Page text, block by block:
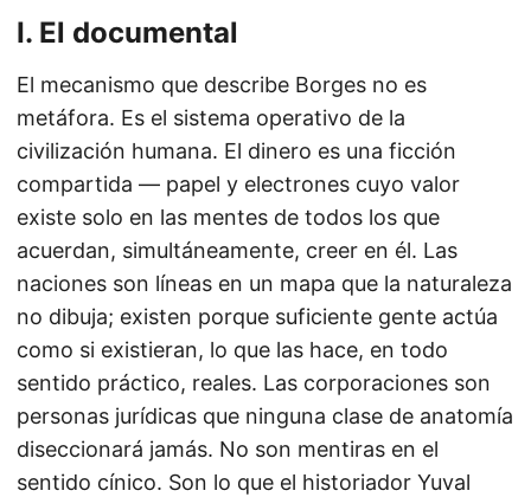
I. El documental
El mecanismo que describe Borges no es
metáfora. Es el sistema operativo de la
civilización humana. El dinero es una ficción
compartida — papel y electrones cuyo valor
existe solo en las mentes de todos los que
acuerdan, simultáneamente, creer en él. Las
naciones son líneas en un mapa que la naturaleza
no dibuja; existen porque suficiente gente actúa
como si existieran, lo que las hace, en todo
sentido práctico, reales. Las corporaciones son
personas jurídicas que ninguna clase de anatomía
diseccionará jamás. No son mentiras en el
sentido cínico. Son lo que el historiador Yuval